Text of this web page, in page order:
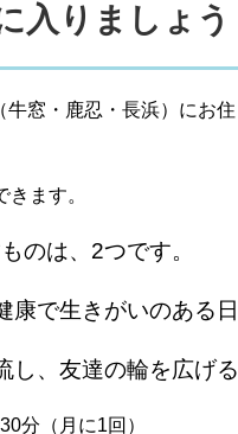
入りましょう
牛窓・鹿忍・長浜）にお
ます。
のは、2つです。
康で生きがいのある
し、友達の輪を広げ
分（月に1回）